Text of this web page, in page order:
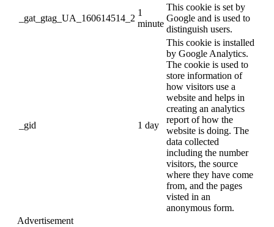
_gat_gtag_UA_160614514_2
1
minute
This cookie is set by
Google and is used to
distinguish users.
_gid 1 day
This cookie is installed
by Google Analytics.
The cookie is used to
store information of
how visitors use a
website and helps in
creating an analytics
report of how the
website is doing. The
data collected
including the number
visitors, the source
where they have come
from, and the pages
visted in an
anonymous form.
Advertisement